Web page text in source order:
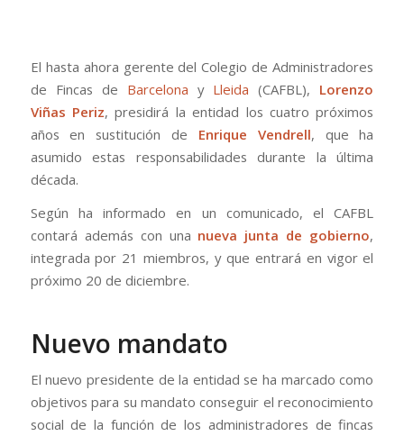
El hasta ahora gerente del Colegio de Administradores
de Fincas de Barcelona y Lleida (CAFBL), Lorenzo
Viñas Periz, presidirá la entidad los cuatro próximos
años en sustitución de Enrique Vendrell, que ha
asumido estas responsabilidades durante la última
década.
Según ha informado en un comunicado, el CAFBL
contará además con una nueva junta de gobierno,
integrada por 21 miembros, y que entrará en vigor el
próximo 20 de diciembre.
Nuevo mandato
El nuevo presidente de la entidad se ha marcado como
objetivos para su mandato conseguir el reconocimiento
social de la función de los administradores de fincas